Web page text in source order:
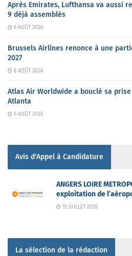
Après Emirates, Lufthansa va aussi
9 déjà assemblés
6 AOÛT 2026
Brussels Airlines renonce à une
2027
6 AOÛT 2026
Atlas Air Worldwide a bouclé sa
Atlanta
6 AOÛT 2026
Avis d'Appel à Candidature
ANGERS LOIRE
exploitation de
15 JUILLET 2026
La sélection de la rédaction